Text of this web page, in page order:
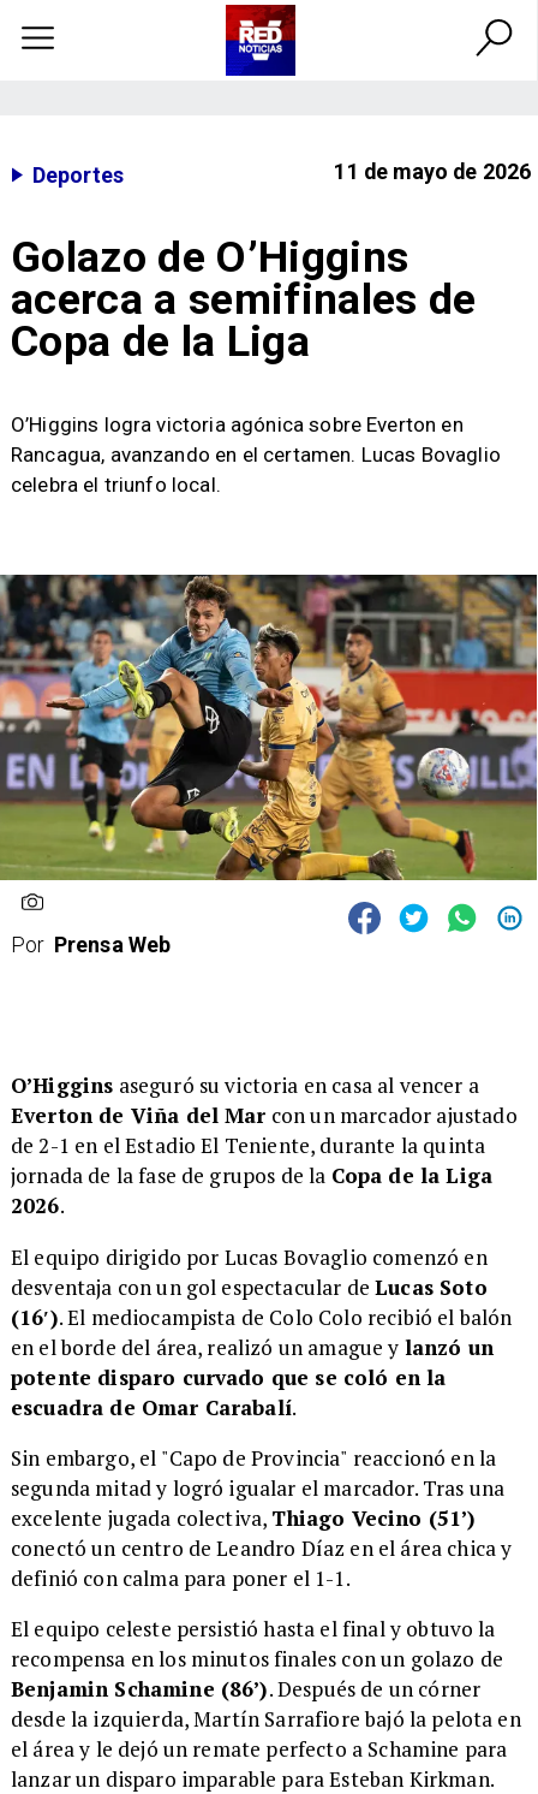
Deportes 11 de mayo de 2026
Golazo de O’Higgins
acerca a semifinales de
Copa de la Liga
O’Higgins logra victoria agónica sobre Everton en
Rancagua, avanzando en el certamen. Lucas Bovaglio
celebra el triunfo local.
Por Prensa Web
O’Higgins aseguró su victoria en casa al vencer a
Everton de Viña del Mar con un marcador ajustado
de 2-1 en el Estadio El Teniente, durante la quinta
jornada de la fase de grupos de la Copa de la Liga
2026.
El equipo dirigido por Lucas Bovaglio comenzó en
desventaja con un gol espectacular deLucas Soto
(16′). El mediocampista de Colo Colo recibió el balón
en el borde del área, realizó un amague y lanzó un
potente disparo curvado que se coló en la
escuadra de Omar Carabalí.
Sin embargo, el "Capo de Provincia" reaccionó en la
segunda mitad y logró igualar el marcador. Tras una
excelente jugada colectiva, Thiago Vecino (51’)
conectó un centro de Leandro Díaz en el área chica y
definió con calma para poner el 1-1.
El equipo celeste persistió hasta el final y obtuvo la
recompensa en los minutos finales con un golazo de
Benjamin Schamine (86’). Después de un córner
desde la izquierda, Martín Sarrafiore bajó la pelota en
el área y le dejó un remate perfecto a Schamine para
lanzar un disparo imparable para Esteban Kirkman.